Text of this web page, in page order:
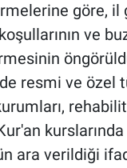
göre, il
ve
resmi ve özel
ara verildiği